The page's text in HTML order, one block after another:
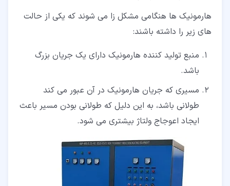
هارمونیک ها هنگامی مشکل زا می شوند که یکی از حالت
های زیر را داشته باشند:
منبع تولید کننده هارمونیک دارای یک جریان بزرگ
باشد.
مسیری که جریان هارمونیک در آن عبور می کند
طولانی باشد، به این دلیل که طولانی بودن مسیر باعث
ایجاد اعوجاج ولتاژ بیشتری می شود.